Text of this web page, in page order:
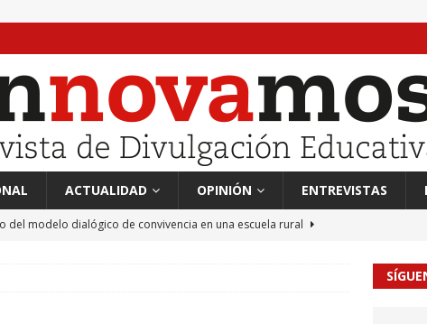
ACTUALIDAD OPINIÓN ENTREVISTAS
del modelo dialógico de convivencia en una escuela rural